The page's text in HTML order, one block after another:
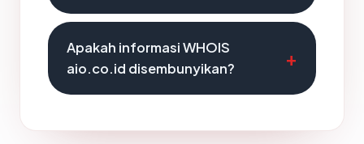
Apakah informasi WHOIS
aio.co.id disembunyikan?